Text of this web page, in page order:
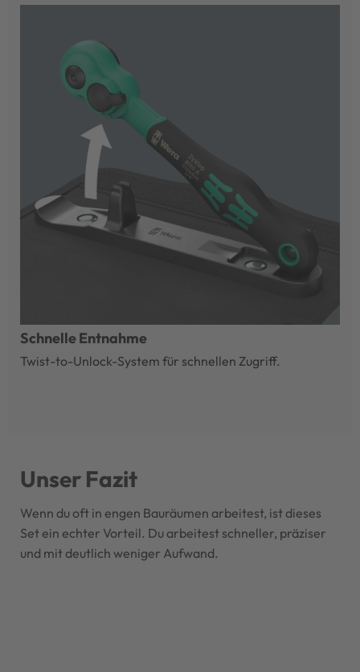
Schnelle Entnahme
Twist-to-Unlock-System für schnellen Zugriff.
Unser Fazit
Wenn du oft in engen Bauräumen arbeitest, ist dieses
Set ein echter Vorteil. Du arbeitest schneller, präziser
und mit deutlich weniger Aufwand.